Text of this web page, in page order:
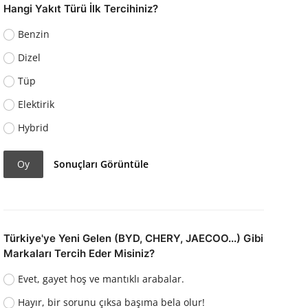
Hangi Yakıt Türü İlk Tercihiniz?
Benzin
Dizel
Tüp
Elektirik
Hybrid
Oy Sonuçları Görüntüle
Türkiye'ye Yeni Gelen (BYD, CHERY, JAECOO...) Gibi
Markaları Tercih Eder Misiniz?
Evet, gayet hoş ve mantıklı arabalar.
Hayır, bir sorunu çıksa başıma bela olur!